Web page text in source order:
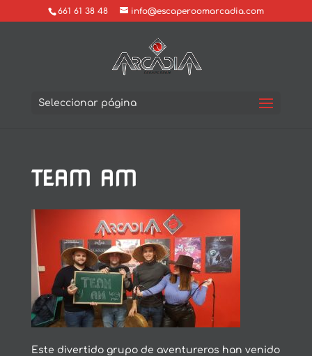
661 61 38 48 info@escaperoomarcadia.com
Seleccionar página
TEAM AM
Este divertido grupo de aventureros han venido